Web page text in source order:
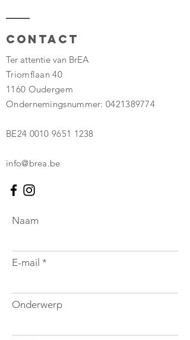
Contact
Ter attentie van BrEA
Triomflaan 40
1160 Oudergem
Ondernemingsnummer:0421389774
BE24 0010 9651 1238
info@brea.be
Naam
E-mail
Onderwerp